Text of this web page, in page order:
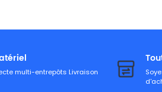
multi-entrepôts Livraison